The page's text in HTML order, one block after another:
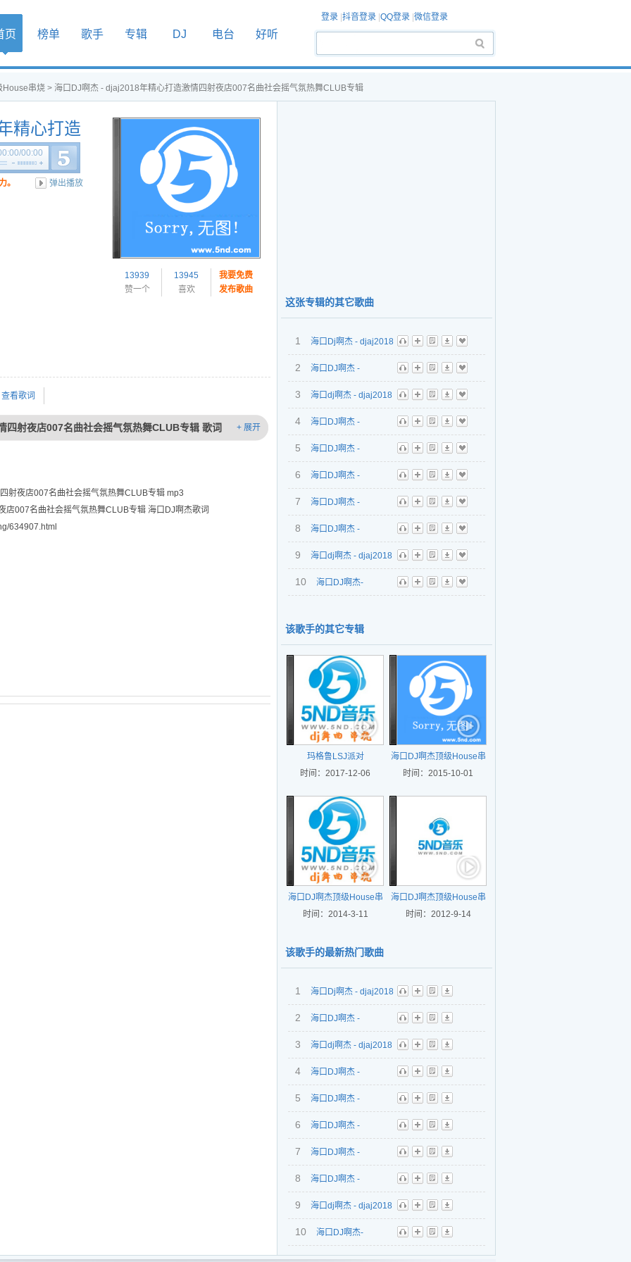
页 榜单 歌手 专辑 DJ 电台 好听
登录 抖音登录 QQ登录 微信登录
House串烧 > 海口DJ啊杰 - djaj2018年精心打造激情四射夜店007名曲社会摇气氛热舞CLUB专辑
精心打造
会摇气氛
/00:00
。 弹出播放
13939
赞一个
13945
喜欢
我要免费
发布歌曲
查看歌词
射夜店007名曲社会摇气氛热舞CLUB专辑 歌词 + 展开
射夜店007名曲社会摇气氛热舞CLUB专辑 mp3
007名曲社会摇气氛热舞CLUB专辑 海口DJ啊杰歌词
634907.html
这张专辑的其它歌曲
1 海口Dj啊杰 - djaj2018
年精心打造本色VS百大欧
韩夜店榜单性感跳舞
EDM_MASH UP
听 播 歌 下 收
2 海口DJ啊杰 -
djaj2018年精心打造青春
无限东海岸迷幻夏日风情
House魅音专辑
听 播 歌 下 收
3 海口dj啊杰 - djaj2018
年打造苏荷风格沙滩【世
界杯开场】欢快节萨克斯
风情跳舞House派对
听 播 歌 下 收
4 海口DJ啊杰 -
djaj2018年首张东海岸风
情青春夏日沙滩萨克斯狂
欢House热舞派对
听 播 歌 下 收
5 海口DJ啊杰 -
djaj2018年本色酒吧夜店
（燃烧吧 激情的青春II）
串烧超舒服炫音精选系列
听 播 歌 下 收
6 海口DJ啊杰 -
djaj2018年精心打造玛格
鲁夜店午夜迷幻电音动感
节奏冰溜冰ElectroHouse
魅音专辑
听 播 歌 下 收
7 海口DJ啊杰 -
djaj2018年玛格鲁夜店v88
包厢气氛House漂移动感
跳舞专辑
听 播 歌 下 收
8 海口DJ啊杰 -
djaj2018年精心打造激情
四射夜店007名曲社会摇
听 播 歌 下 收
9 海口dj啊杰 - djaj2018
跨年打造世纪酒吧风格全
舞）包厢上头气氛CLUB
电音大碟
听 播 歌 下 收
10 海口DJ啊杰-
专用【乐鼓】巴西MC口水
大战超爽电音House专辑
听 播 歌 下 收
该歌手的其它专辑
玛格鲁LSJ派对
时间：2017-12-06
海口DJ啊杰顶级House串
烧
时间：2015-10-01
海口DJ啊杰顶级House串
烧 2014年
时间：2014-3-11
海口DJ啊杰顶级House串
烧
时间：2012-9-14
该歌手的最新热门歌曲
1 海口Dj啊杰 - djaj2018
年精心打造本色VS百大欧
韩夜店榜单性感跳舞
EDM_MASH UP
听 播 歌 下
2 海口DJ啊杰 -
djaj2018年精心打造青春
无限东海岸迷幻夏日风情
House魅音专辑
听 播 歌 下
3 海口dj啊杰 - djaj2018
年打造苏荷风格沙滩【世
界杯开场】欢快节萨克斯
风情跳舞House派对
听 播 歌 下
4 海口DJ啊杰 -
djaj2018年首张东海岸风
情青春夏日沙滩萨克斯狂
欢House热舞派对
听 播 歌 下
5 海口DJ啊杰 -
djaj2018年本色酒吧夜店
（燃烧吧 激情的青春II）
串烧超舒服炫音精选系列
听 播 歌 下
6 海口DJ啊杰 -
djaj2018年精心打造玛格
鲁夜店午夜迷幻电音动感
节奏冰溜冰ElectroHouse
魅音专辑
听 播 歌 下
7 海口DJ啊杰 -
djaj2018年玛格鲁夜店v88
包厢气氛House漂移动感
跳舞专辑
听 播 歌 下
8 海口DJ啊杰 -
djaj2018年精心打造激情
四射夜店007名曲社会摇
气氛热舞CLUB专辑
听 播 歌 下
9 海口dj啊杰 - djaj2018
跨年打造世纪酒吧风格全
中文（今夜一起疯狂跳
听 播 歌 下
10 海口DJ啊杰-
djaj2017年顶级打造上头
听 播 歌 下